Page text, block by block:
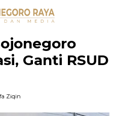
Ganti RSUD
Ziqin